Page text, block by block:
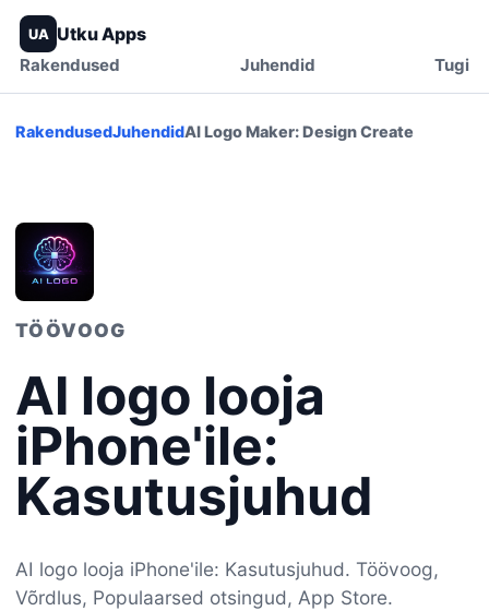
UA Utku Apps
Rakendused Juhendid Tugi
RakendusedJuhendidAI Logo Maker: Design Create
TÖÖVOOG
AI logo looja
iPhone'ile:
Kasutusjuhud
AI logo looja iPhone'ile: Kasutusjuhud. Töövoog,
Võrdlus, Populaarsed otsingud, App Store.